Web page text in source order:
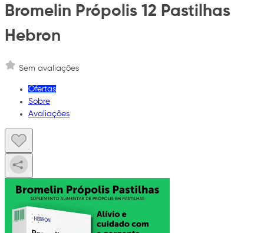
Bromelin Própolis 12 Pastilhas
Hebron
Sem avaliações
Ofertas
Sobre
Avaliações